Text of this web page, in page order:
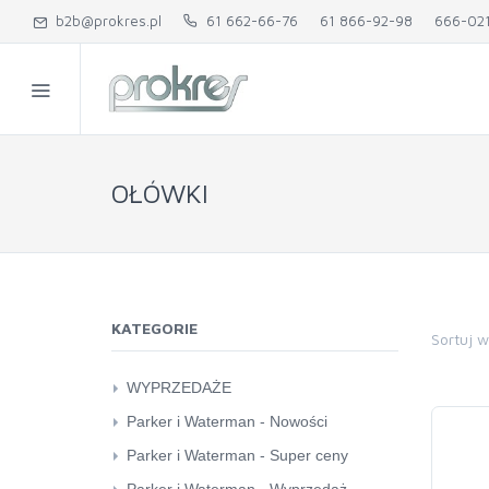
b2b@prokres.pl 61 662-66-76 61 866-92-98 666-
OŁÓWKI
Sortuj
KATEGORIE
WYPRZEDAŻE
karton kreatywny
pozostałe
Quilling
Parker i Waterman - Nowości
Parker
Waterman
Parker i Waterman - Super ceny
Parker